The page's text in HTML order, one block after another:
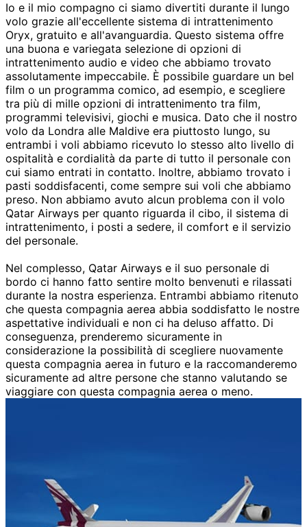
Io e il mio compagno ci siamo divertiti durante il lungo
volo grazie all'eccellente sistema di intrattenimento
Oryx, gratuito e all'avanguardia. Questo sistema offre
una buona e variegata selezione di opzioni di
intrattenimento audio e video che abbiamo trovato
assolutamente impeccabile. È possibile guardare un bel
film o un programma comico, ad esempio, e scegliere
tra più di mille opzioni di intrattenimento tra film,
programmi televisivi, giochi e musica. Dato che il nostro
volo da Londra alle Maldive era piuttosto lungo, su
entrambi i voli abbiamo ricevuto lo stesso alto livello di
ospitalità e cordialità da parte di tutto il personale con
cui siamo entrati in contatto. Inoltre, abbiamo trovato i
pasti soddisfacenti, come sempre sui voli che abbiamo
preso. Non abbiamo avuto alcun problema con il volo
Qatar Airways per quanto riguarda il cibo, il sistema di
intrattenimento, i posti a sedere, il comfort e il servizio
del personale.
Nel complesso, Qatar Airways e il suo personale di
bordo ci hanno fatto sentire molto benvenuti e rilassati
durante la nostra esperienza. Entrambi abbiamo ritenuto
che questa compagnia aerea abbia soddisfatto le nostre
aspettative individuali e non ci ha deluso affatto. Di
conseguenza, prenderemo sicuramente in
considerazione la possibilità di scegliere nuovamente
questa compagnia aerea in futuro e la raccomanderemo
sicuramente ad altre persone che stanno valutando se
viaggiare con questa compagnia aerea o meno.